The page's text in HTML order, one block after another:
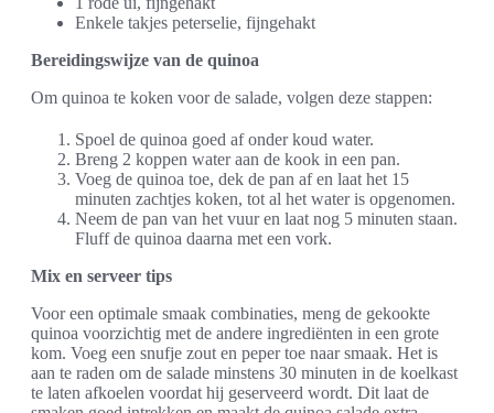
Enkele takjes peterselie, fijngehakt
Bereidingswijze van de quinoa
Om quinoa te koken voor de salade, volgen deze stappen:
Spoel de quinoa goed af onder koud water.
Breng 2 koppen water aan de kook in een pan.
Voeg de quinoa toe, dek de pan af en laat het 15
minuten zachtjes koken, tot al het water is opgenomen.
Neem de pan van het vuur en laat nog 5 minuten staan.
Fluff de quinoa daarna met een vork.
Mix en serveer tips
Voor een optimale smaak combinaties, meng de gekookte
quinoa voorzichtig met de andere ingrediënten in een grote
kom. Voeg een snufje zout en peper toe naar smaak. Het is
aan te raden om de salade minstens 30 minuten in de koelkast
te laten afkoelen voordat hij geserveerd wordt. Dit laat de